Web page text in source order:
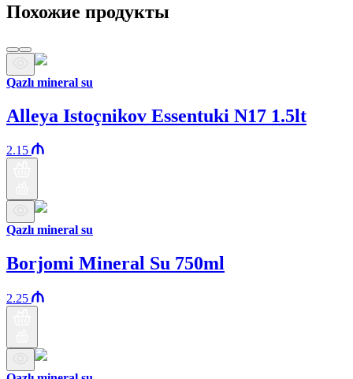
Похожие продукты
Qazlı mineral su
Alleya Istoçnikov Essentuki N17 1.5lt
2.15
Qazlı mineral su
Borjomi Mineral Su 750ml
2.25